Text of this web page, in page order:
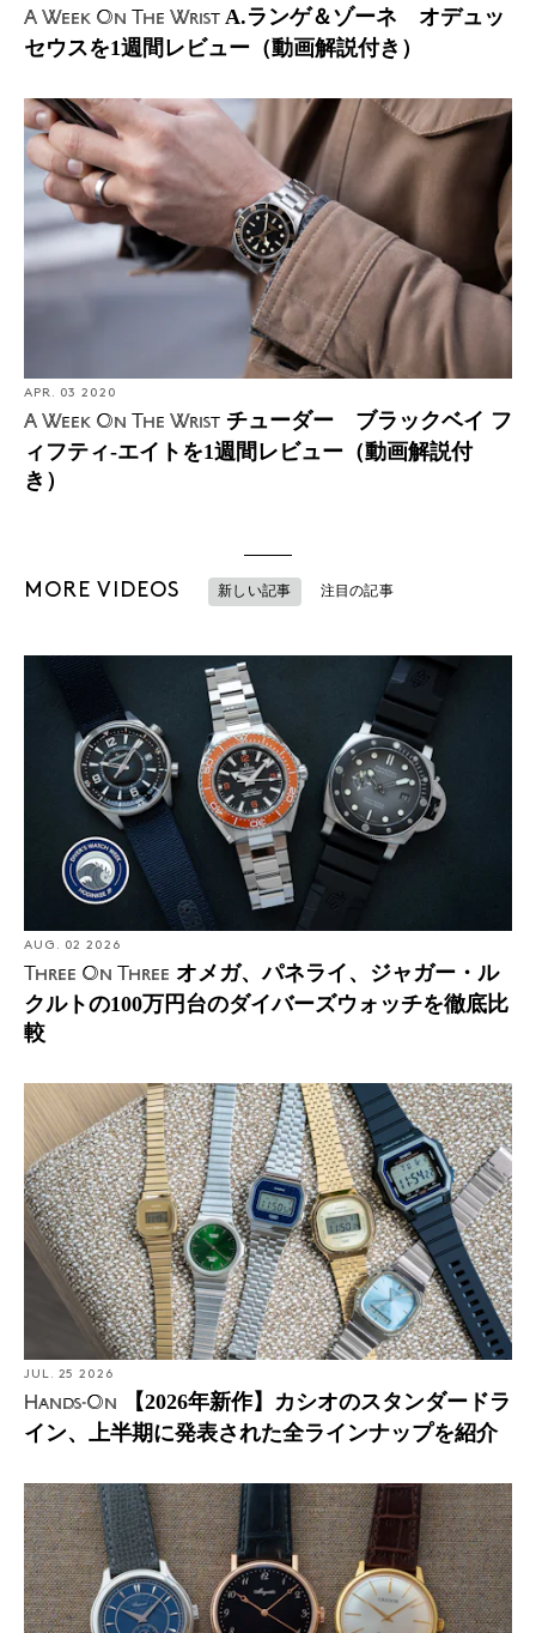
A Week On The Wrist A.ランゲ＆ゾーネ オデュッ
セウスを1週間レビュー（動画解説付き）
APR. 03 2020
A Week On The Wrist チューダー ブラックベイ フ
ィフティ-エイトを1週間レビュー（動画解説付
き）
MORE VIDEOS 新しい記事 注目の記事
AUG. 02 2026
Three On Three オメガ、パネライ、ジャガー・ル
クルトの100万円台のダイバーズウォッチを徹底比
較
JUL. 25 2026
Hands-On
【2026年新作】カシオのスタンダードラ
イン、上半期に発表された全ラインナップを紹介